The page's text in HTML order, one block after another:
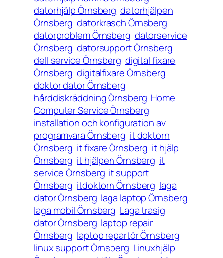
datorhjälp Örnsberg datorhjälpen
Örnsberg datorkrasch Örnsberg
datorproblem Örnsberg datorservice
Örnsberg datorsupport Örnsberg
dell service Örnsberg digital fixare
Örnsberg digitalfixare Örnsberg
doktor dator Örnsberg
hårddiskräddning Örnsberg Home
Computer Service Örnsberg
installation och konfiguration av
programvara Örnsberg it doktorn
Örnsberg it fixare Örnsberg it hjälp
Örnsberg it hjälpen Örnsberg it
service Örnsberg it support
Örnsberg itdoktorn Örnsberg laga
dator Örnsberg laga laptop Örnsberg
laga mobil Örnsberg Laga trasig
dator Örnsberg laptop repair
Örnsberg laptop repartör Örnsberg
linux support Örnsberg Linuxhjälp